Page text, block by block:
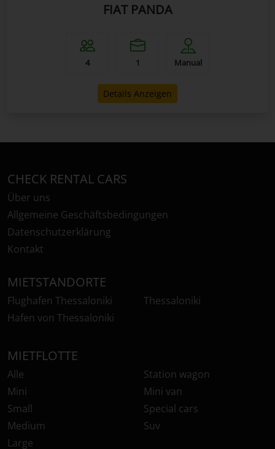
FIAT PANDA
4 1 Manual
Details Anzeigen
CHECK RENTAL CARS
Über uns
Allgemeine Geschäftsbedingungen
Datenschutzerklärung
Kontakt
MIETSTANDORTE
Flughafen Thessaloniki
Hafen von Thessaloniki
Thessaloniki
MIETFLOTTE
Alle
Mini
Small
Medium
Large
Station wagon
Mini van
Special cars
Suv